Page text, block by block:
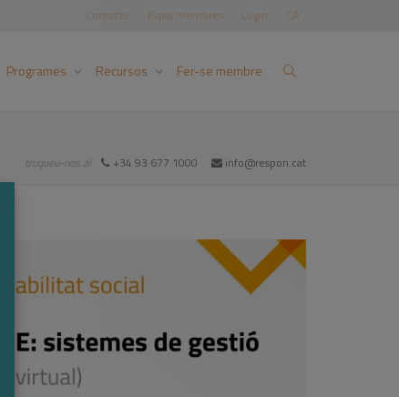
Contacte Espai membres Login CA
Programes Recursos Fer-se membre
truqueu-nos al +34 93 677 1000 info@respon.cat